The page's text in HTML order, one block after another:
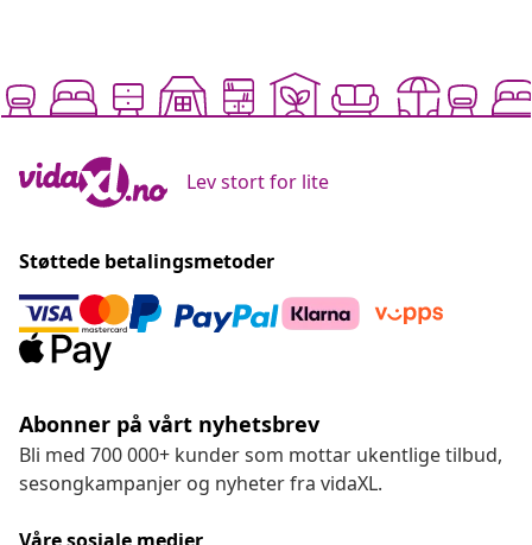
Lev stort for lite
Støttede betalingsmetoder
Abonner på vårt nyhetsbrev
Bli med 700 000+ kunder som mottar ukentlige tilbud,
sesongkampanjer og nyheter fra vidaXL.